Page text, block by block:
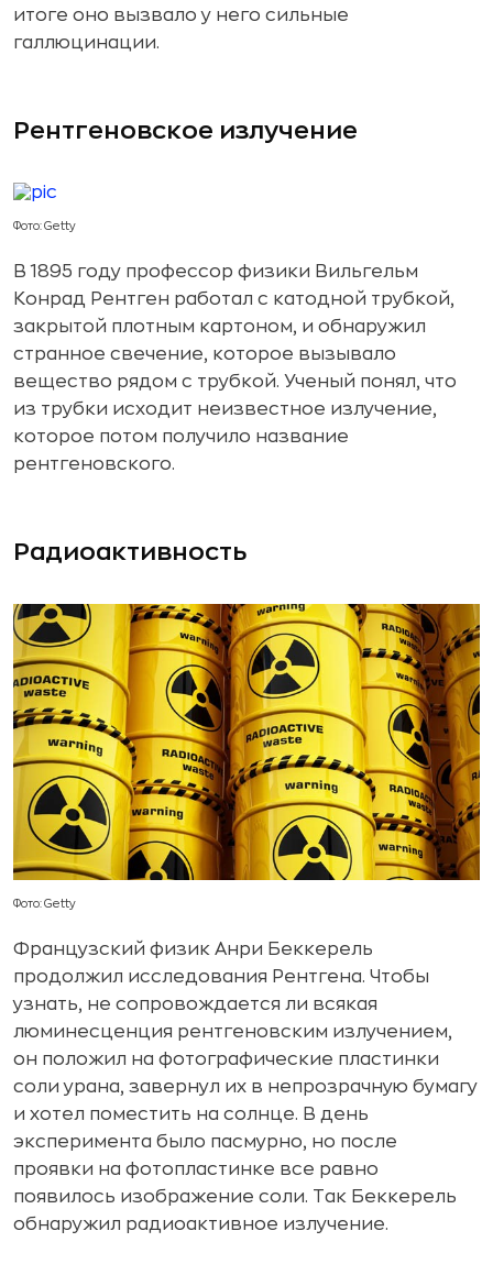
итоге оно вызвало у него сильные
галлюцинации.
Рентгеновское излучение
Фото: Getty
В 1895 году профессор физики Вильгельм
Конрад Рентген работал с катодной трубкой,
закрытой плотным картоном, и обнаружил
странное свечение, которое вызывало
вещество рядом с трубкой. Ученый понял, что
из трубки исходит неизвестное излучение,
которое потом получило название
рентгеновского.
Радиоактивность
Фото: Getty
Французский физик Анри Беккерель
продолжил исследования Рентгена. Чтобы
узнать, не сопровождается ли всякая
люминесценция рентгеновским излучением,
он положил на фотографические пластинки
соли урана, завернул их в непрозрачную бумагу
и хотел поместить на солнце. В день
эксперимента было пасмурно, но после
проявки на фотопластинке все равно
появилось изображение соли. Так Беккерель
обнаружил радиоактивное излучение.